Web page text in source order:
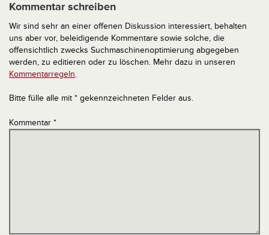
Kommentar schreiben
Wir sind sehr an einer offenen Diskussion interessiert, behalten
uns aber vor, beleidigende Kommentare sowie solche, die
offensichtlich zwecks Suchmaschinenoptimierung abgegeben
werden, zu editieren oder zu löschen. Mehr dazu in unseren
Kommentarregeln.
Bitte fülle alle mit * gekennzeichneten Felder aus.
Kommentar *